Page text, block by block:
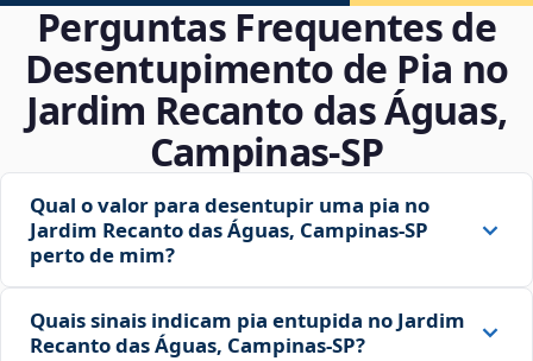
Perguntas Frequentes de
Desentupimento de Pia no
Jardim Recanto das Águas,
Campinas‑SP
Qual o valor para desentupir uma pia no
Jardim Recanto das Águas, Campinas‑SP
perto de mim?
Quais sinais indicam pia entupida no Jardim
Recanto das Águas, Campinas‑SP?